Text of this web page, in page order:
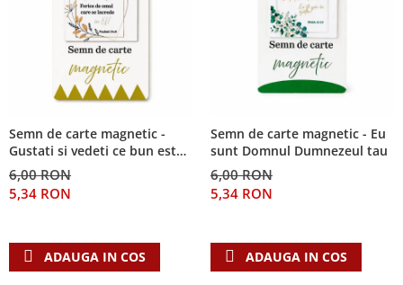
Devotional
Lupta Spirituala
Schimbarea caracterului
Suferinta
Viata din belsug
Viata de zi cu zi
Despre afaceri
Leadership
Mediu
Semn de carte magnetic -
Gustati si vedeti ce bun este
Domnul!
6,00 RON
5,34 RON
ADAUGA IN COS
Semn de carte magnetic - Eu
sunt Domnul Dumnezeul tau
6,00 RON
5,34 RON
ADAUGA IN COS